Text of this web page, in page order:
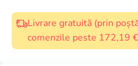
Livrare gratuită (prin
comenzile peste 172,19 €